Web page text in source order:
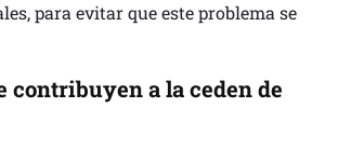
para evitar que este problema se
contribuyen a la ceden de